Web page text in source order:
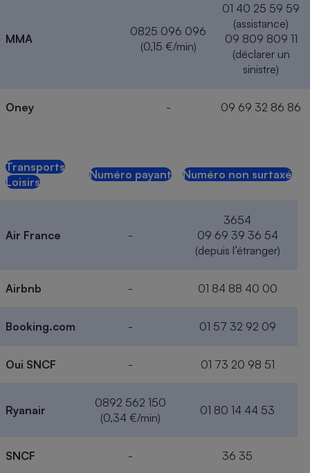
MMA
0825 096 096
(0,15 €/min)
01 40 25 59 59
(assistance)
09 809 809 11
(déclarer un
sinistre)
Oney - 09 69 32 86 86
Transports
Loisirs
Numéro payant Numéro non surtaxé
Air France -
3654
09 69 39 36 54
(depuis l’étranger)
Airbnb - 01 84 88 40 00
Booking.com - 01 57 32 92 09
Oui SNCF - 01 73 20 98 51
Ryanair
0892 562 150
(0,34 €/min)
01 80 14 44 53
SNCF - 36 35